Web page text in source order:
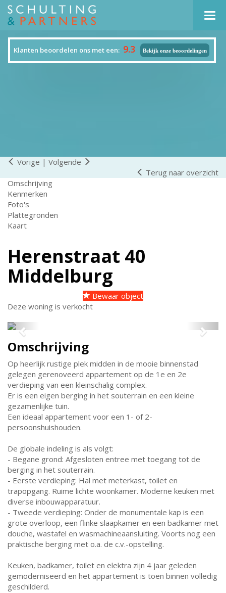
Klanten beoordelen ons met een: 9.3 Bekijk onze beoordelingen
Vorige | Volgende
Terug naar overzicht
Omschrijving
Kenmerken
Foto's
Plattegronden
Kaart
Herenstraat 40
Middelburg
Bewaar object
Deze woning is verkocht
Previous Next
Omschrijving
Op heerlijk rustige plek midden in de mooie binnenstad
gelegen gerenoveerd appartement op de 1e en 2e
verdieping van een kleinschalig complex.
Er is een eigen berging in het souterrain en een kleine
gezamenlijke tuin.
Een ideaal appartement voor een 1- of 2-
persoonshuishouden.
De globale indeling is als volgt:
- Begane grond: Afgesloten entree met toegang tot de
berging in het souterrain.
- Eerste verdieping: Hal met meterkast, toilet en
trapopgang. Ruime lichte woonkamer. Moderne keuken met
diverse inbouwapparatuur.
- Tweede verdieping: Onder de monumentale kap is een
grote overloop, een flinke slaapkamer en een badkamer met
douche, wastafel en wasmachineaansluiting. Voorts nog een
praktische berging met o.a. de c.v.-opstelling.
Keuken, badkamer, toilet en elektra zijn 4 jaar geleden
gemoderniseerd en het appartement is toen binnen volledig
geschilderd.